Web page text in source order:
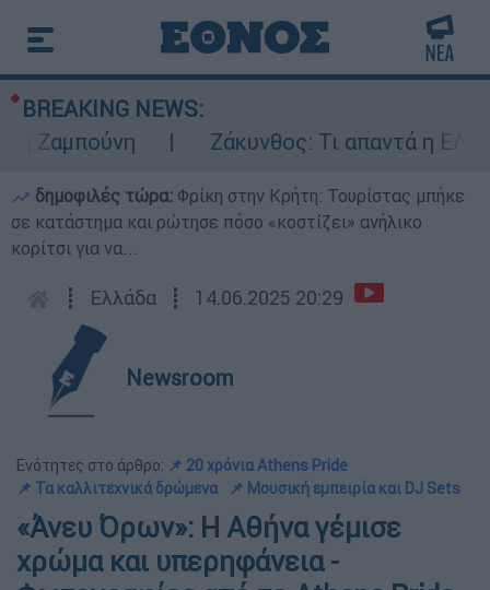
BREAKING NEWS:
Ζάκυνθος: Τι απαντά η ΕΛΑΣ
δημοφιλές τώρα: Φρίκη στην Κρήτη: Τουρίστας μπήκε
σε κατάστημα και ρώτησε πόσο «κοστίζει» ανήλικο
κορίτσι για να...
┋ Ελλάδα ┋ 14.06.2025 20:29
Newsroom
Ενότητες στο άρθρο: 📌 20 χρόνια Athens Pride
📌 Τα καλλιτεχνικά δρώμενα
📌 Μουσική εμπειρία και DJ Sets
«Άνευ Όρων»: Η Αθήνα γέμισε
χρώμα και υπερηφάνεια -